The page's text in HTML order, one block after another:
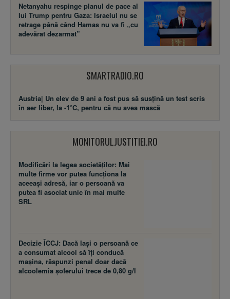
Netanyahu respinge planul de pace al
lui Trump pentru Gaza: Israelul nu se
retrage până când Hamas nu va fi „cu
adevărat dezarmat”
SMARTRADIO.RO
Austria| Un elev de 9 ani a fost pus să susţină un test scris
în aer liber, la -1°C, pentru că nu avea mască
MONITORULJUSTITIEI.RO
Modificări la legea societăţilor: Mai
multe firme vor putea funcţiona la
aceeaşi adresă, iar o persoană va
putea fi asociat unic în mai multe
SRL
Decizie ÎCCJ: Dacă laşi o persoană ce
a consumat alcool să îţi conducă
maşina, răspunzi penal doar dacă
alcoolemia şoferului trece de 0,80 g/l